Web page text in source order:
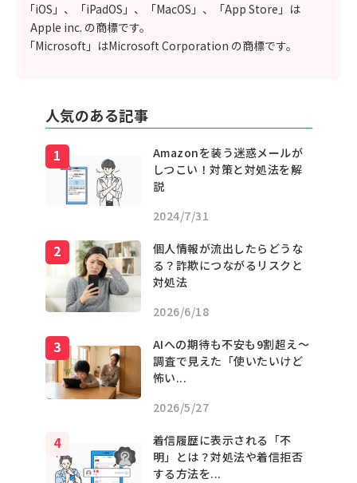
「iOS」、「iPadOS」、「MacOS」、「App Store」は
Apple inc. の商標です。
「Microsoft」はMicrosoft Corporation の商標です。
人気のある記事
Amazonを装う迷惑メールが
しつこい！対策と対処法を解
説
2024/7/31
個人情報が流出したらどうな
る？詐欺につながるリスクと
対処法
2026/6/18
AIへの期待も不安も9割超え〜
調査で見えた「使いたいけど
怖い...
2026/5/27
着信履歴に表示される「不
明」とは？対処法や着信拒否
する方法を...